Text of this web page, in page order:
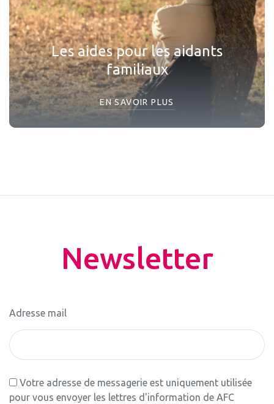
Les aides pour les aidants
familiaux
EN SAVOIR PLUS
Newsletter
Adresse mail
Votre adresse de messagerie est uniquement utilisée
pour vous envoyer les lettres d'information de AFC